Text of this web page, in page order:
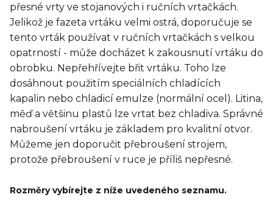
přesné vrty ve stojanových i ručních vrtačkách.
Jelikož je fazeta vrtáku velmi ostrá, doporučuje se
tento vrták používat v ručních vrtačkách s velkou
opatrností - může docházet k zakousnutí vrtáku do
obrobku. Nepřehřívejte břit vrtáku. Toho lze
dosáhnout použitím speciálních chladících
kapalin nebo chladicí emulze (normální ocel ). Litina,
měď a většinu plastů lze vrtat bez chladiva. Správné
nabroušení vrtáku je základem pro kvalitní otvor.
Můžeme jen doporučit přebroušení strojem,
protože přebroušení v ruce je příliš nepřesné.
Rozměry vybírejte z níže uvedeného seznamu.